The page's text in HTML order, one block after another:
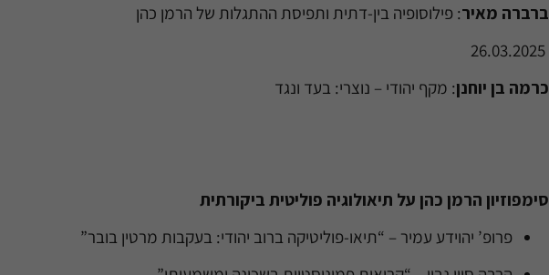
ברברה מאיר: פילוסופיה בין-דתית ותפיסת ההתגלות של הרמן כהן
26.03.2025
כרמה בן יוחנן: מקף יהודי – נוצרי: בעד ונגד
סימפוזיון הרמן כהן על תיאולוגיה פוליטית ביקורתית
פרופ’ יהוידע עמיר – “תיאו-פוליטיקה ברוב יהודי: בעקבות מרטין בובר”